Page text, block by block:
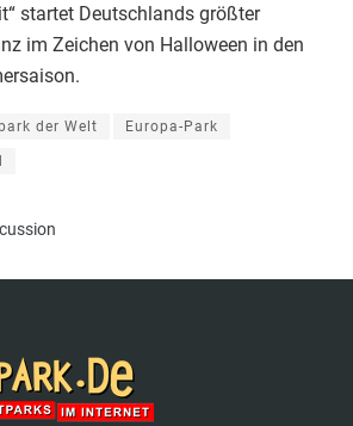
startet Deutschlands größter
im Zeichen von Halloween in den
der Welt Europa-Park